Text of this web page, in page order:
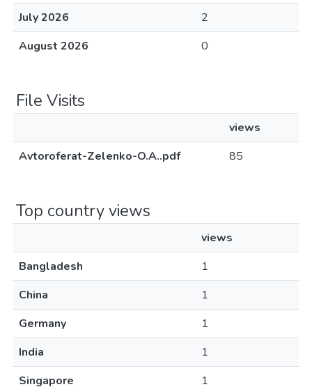
July 2026
2
August 2026
0
File Visits
views
Avtoroferat-Zelenko-O.A..pdf
85
Top country views
views
Bangladesh
1
China
1
Germany
1
India
1
Singapore
1